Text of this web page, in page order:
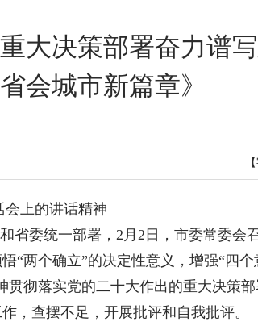
大决策部署奋力谱
会城市新篇章》
会上的讲话精神
省委统一部署，2月2日，市委常委会
“两个确立”的决定性意义，增强“四个
彻落实党的二十大作出的重大决策
，查摆不足，开展批评和自我批评。